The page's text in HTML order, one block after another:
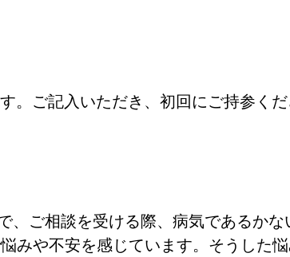
ご記入いただき、初回にご持参くだ
ご相談を受ける際、病気であるかな
みや不安を感じています。そうした